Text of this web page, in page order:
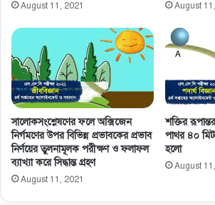
August 11, 2021 August
সালােকসংশ্লেষণের ফলে অক্সিজেন
নির্গমণের উপর বিভিন্ন প্রভাবকের প্রভাব
নির্ণয়ের তুলনামূলক পরীক্ষণ ও ফলাফল
ব্যাখ্যা করে সিদ্ধান্ত গ্রহণ
August 11, 2021
শক্তির
পাথর ৪০
হলো
August